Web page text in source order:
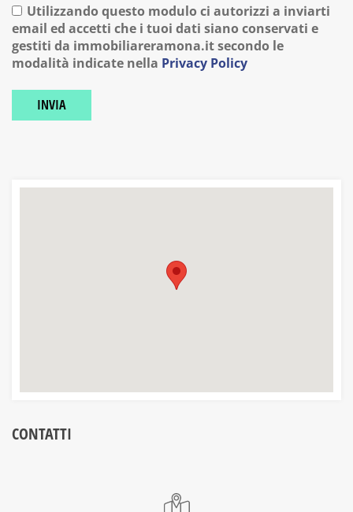
Utilizzando questo modulo ci autorizzi a inviarti
email ed accetti che i tuoi dati siano conservati e
gestiti da immobiliareramona.itsecondo le
modalità indicate nella Privacy Policy
CONTATTI